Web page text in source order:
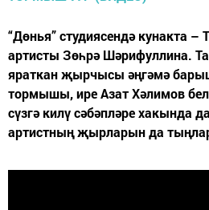
“Дөнья” студиясендә кунакта
артисты Зөһрә Шәрифуллина.
яраткан җырчысы әңгәмә
тормышы, ире Азат Хәлимов
сүзгә килү сәбәпләре хакында
артистның җырларын да